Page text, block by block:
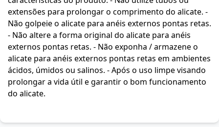
extensões para prolongar o comprimento do alicate. -
Não golpeie o alicate para anéis externos pontas retas.
- Não altere a forma original do alicate para anéis
externos pontas retas. - Não exponha / armazene o
alicate para anéis externos pontas retas em ambientes
ácidos, úmidos ou salinos. - Após o uso limpe visando
prolongar a vida útil e garantir o bom funcionamento
do alicate.